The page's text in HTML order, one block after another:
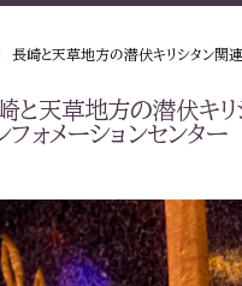
長崎と天草地方の潜伏キリシタン関
と天草地方の潜伏キ
フォメーションセンター